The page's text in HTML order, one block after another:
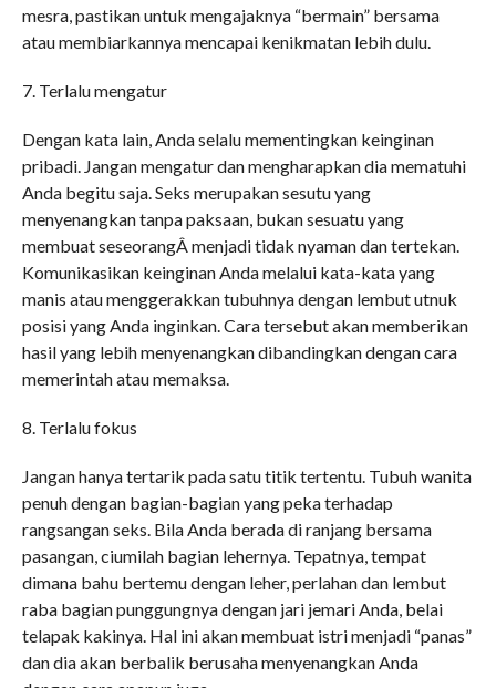
mesra, pastikan untuk mengajaknya “bermain” bersama
atau membiarkannya mencapai kenikmatan lebih dulu.
7. Terlalu mengatur
Dengan kata lain, Anda selalu mementingkan keinginan
pribadi. Jangan mengatur dan mengharapkan dia mematuhi
Anda begitu saja. Seks merupakan sesutu yang
menyenangkan tanpa paksaan, bukan sesuatu yang
membuat seseorangÂ menjadi tidak nyaman dan tertekan.
Komunikasikan keinginan Anda melalui kata-kata yang
manis atau menggerakkan tubuhnya dengan lembut utnuk
posisi yang Anda inginkan. Cara tersebut akan memberikan
hasil yang lebih menyenangkan dibandingkan dengan cara
memerintah atau memaksa.
8. Terlalu fokus
Jangan hanya tertarik pada satu titik tertentu. Tubuh wanita
penuh dengan bagian-bagian yang peka terhadap
rangsangan seks. Bila Anda berada di ranjang bersama
pasangan, ciumilah bagian lehernya. Tepatnya, tempat
dimana bahu bertemu dengan leher, perlahan dan lembut
raba bagian punggungnya dengan jari jemari Anda, belai
telapak kakinya. Hal ini akan membuat istri menjadi “panas”
dan dia akan berbalik berusaha menyenangkan Anda